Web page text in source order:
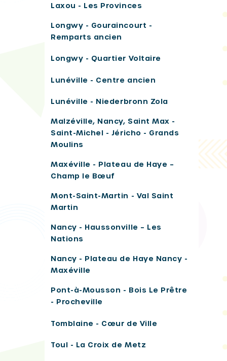
Laxou - Les Provinces
Longwy - Gouraincourt -
Remparts ancien
Longwy - Quartier Voltaire
Lunéville - Centre ancien
Lunéville - Niederbronn Zola
Malzéville, Nancy, Saint Max -
Saint-Michel - Jéricho - Grands
Moulins
Maxéville - Plateau de Haye –
Champ le Bœuf
Mont-Saint-Martin - Val Saint
Martin
Nancy - Haussonville – Les
Nations
Nancy - Plateau de Haye Nancy -
Maxéville
Pont-à-Mousson - Bois Le Prêtre
- Procheville
Tomblaine - Cœur de Ville
Toul - La Croix de Metz